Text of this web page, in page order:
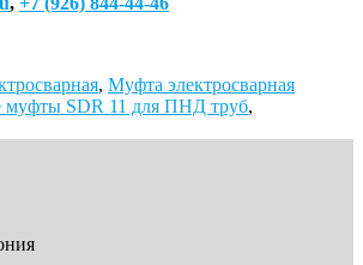
, Муфта электросварная
муфты SDR 11 для ПНД труб,